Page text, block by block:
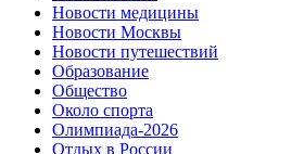
Новости медицины
Новости Москвы
Новости путешествий
Образование
Общество
Около спорта
Олимпиада-2026
Отдых в России